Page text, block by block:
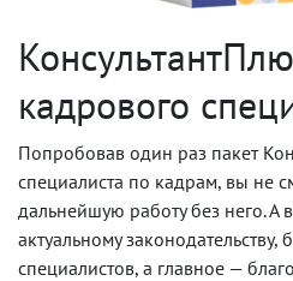
кадрового
Попробовав один раз пакет
специалиста по кадрам, вы не
дальнейшую работу без него. А
актуальному законодательству,
специалистов, а главное —